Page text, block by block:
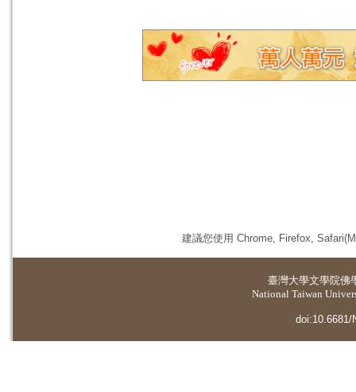
建議您使用 Chrome, Firefox,
臺灣大學文學院佛
National Taiwan
doi:10.6681/